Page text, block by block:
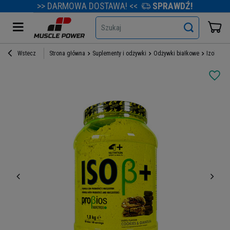
>> DARMOWA DOSTAWA! << SPRAWDŹ!
Szukaj
Wstecz Strona główna Suplementy i odżywki Odżywki białkowe Izolaty